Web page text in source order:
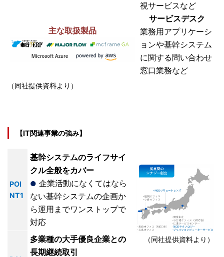
視サービスなど
サービスデスク
業務用アプリケーシ
ョンや基幹システム
に関する問い合わせ
窓口業務など
主な取扱製品
（同社提供資料より）
【IT関連事業の強み】
POI
NT1
基幹システムのライフサイ
クル全般をカバー
● 企業活動になくてはなら
ない基幹システムの企画か
ら運用までワンストップで
対応
（同社提供資料より）
多業種の大手優良企業との
長期継続取引